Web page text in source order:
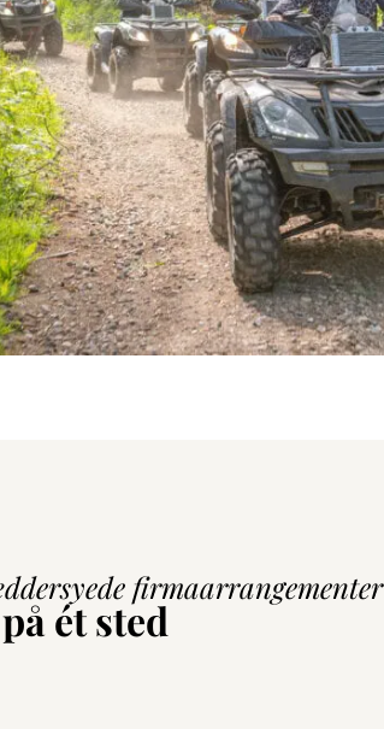
firmaarrangementer
ét sted